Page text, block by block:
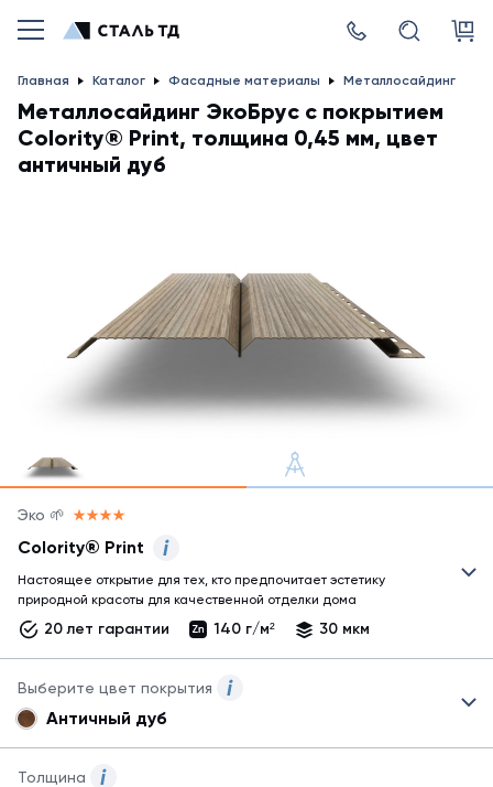
Главная Каталог Фасадные материалы Металлосайдинг
Металлосайдинг ЭкоБрус с покрытием
Colority® Print, толщина 0,45 мм, цвет
античный дуб
Эко 🌱
Colority® Print
Представлены
два
основных
одноцветное
и
Настоящее открытие для тех, кто предпочитает эстетику
природной красоты для качественной отделки дома
20 лет гарантии 140 г/м² 30 мкм
Выберите цвет покрытия
не
Античный дуб
Толщина